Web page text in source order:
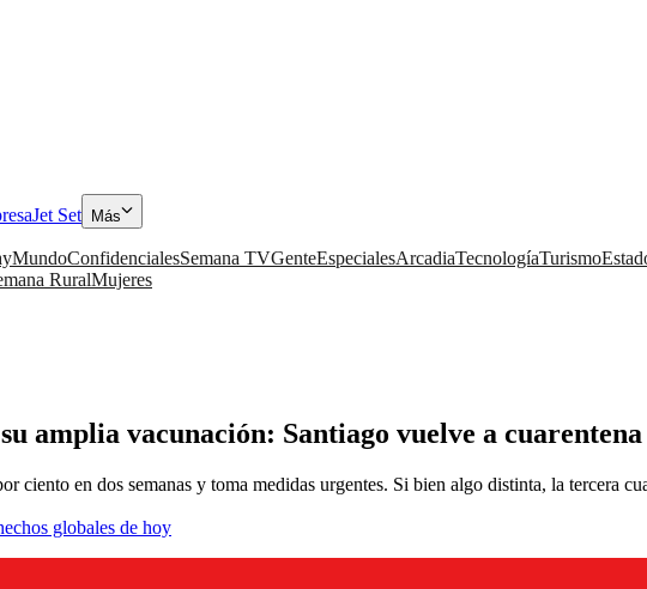
Jet Set Más
MundoConfidencialesSemana TVGenteEspecialesArcadiaTecnologíaTurismo
RuralMujeres
amplia vacunación: Santiago vuelve a
ciento en dos semanas y toma medidas urgentes. Si bien algo distinta, la tercera
globales de hoy